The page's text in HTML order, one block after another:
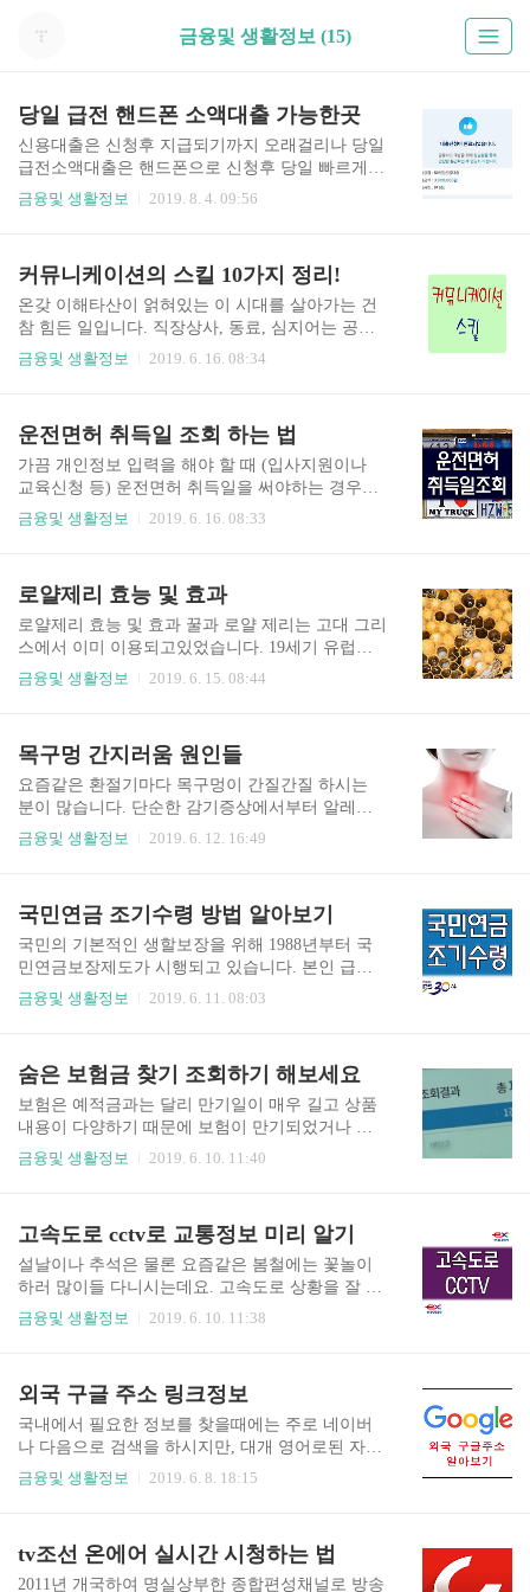
금융및 생활정보 (15)
당일 급전 핸드폰 소액대출 가능한곳
신용대출은 신청후 지급되기까지 오래걸리나 당일
급전소액대출은 핸드폰으로 신청후 당일 빠르게
지급됩니다. 당일 급전 인터넷 대출은 필요한 경우
금융및 생활정보 2019. 8. 4. 09:56
커뮤니케이션의 스킬 10가지 정리!
온갖 이해타산이 얽혀있는 이 시대를 살아가는 건
참 힘든 일입니다. 직장상사, 동료, 심지어는 공장
에 근무하면서도 효과적인 커뮤니케이션(의사소
용 할 수 있지요. 이번 포스팅에서는 인간관계를 업
그레이드 할 수 있는 Communication 스킬 10가지를
정리 해 보았습니다. 1. 경청하라 의사소통을 잘 하
기 위한 가장 좋은 방법은 '잘 듣는 사람'이 되는 것
입니다. 당신이 누구와 얘기하고 있을 때, 눈을 마
것입니다. 누군가 말할 때 긍정적으로 경청하는 자
세를 보이며..
금융및 생활정보 2019. 6. 16. 08:34
운전면허 취득일 조회 하는 법
가끔 개인정보 입력을 해야 할 때 (입사지원이나
교육신청 등) 운전면허 취득일을 써야하는 경우가
생기더라구요. 보통은 면허증을 보면 취득일자를
수 있는데요. 상단에 있는 운전면허/조사예약 -> 운
전면허 조회로 이동합니다. 개인정보를 통해 접근
해야 하기 때문에 어쩔수없이 보안프로그램을 설
치를 해야해서 불편하네요... 본인이름, 주민등록번
호를 입력 하신 후, 공인인증서 로그인을 하시면 아
어요.ㅎ 참고로 보안프로그램때문에 캡처가 되지
않아 휴대폰으로 사진찍은..
금융및 생활정보 2019. 6. 16. 08:33
로얄제리 효능 및 효과
로얄제리 효능 및 효과 꿀과 로얄 제리는 고대 그리
스에서 이미 이용되고있었습니다. 19세기 유럽에
서 꿀벌의 연구가 진행되면서 여왕벌의 놀라운 생
매되었습니다. 로얄제리가 세계적으로 주목을 받
게 된 계기는 1954년 당시 80세의 기독교 교황 피오
12세가 위독 상태에 있으면서 부터입니다. 당시 유
럽 최고의 의료 기술로 치료하였지만, 교황의 증상
은 개선되지 않았습니다. 주치의의 리시 박사 마지
나와 건강을 되찾았습니다. 리시 박사는 1956년 국
제 생물 유전자 과학 회의에서 "로..
금융및 생활정보 2019. 6. 15. 08:44
목구멍 간지러움 원인들
요즘같은 환절기마다 목구멍이 간질간질 하시는
분이 많습니다. 단순한 감기증상에서부터 알레르
기성 증상까지 다양한 원인들이 있는데요. 목구멍
면역력이 떨어져 감기에 걸리기 십상입니다. 감기
의 경우 목의 통증과 동시에 두통, 오한 등을 수반
하는게 대부분입니다. 전형적인 감기 초기증상이
므로 즉시 병원에 가는게 효과적입니다. 2. 집먼지
집안이나 건물에 있는 먼지에 의한 알레르기가 목
습니다. 급격한 기온차이가 나는 환경인 환절기가
되면 목이 자주 건조해지기 쉽습니다. 물을 자..
금융및 생활정보 2019. 6. 12. 16:49
국민연금 조기수령 방법 알아보기
국민의 기본적인 생할보장을 위해 1988년부터 국
민연금보장제도가 시행되고 있습니다. 본인 급여
의 약 9%(본인부담 4.5%)가 월급에서 원천징수되
가끔 아까운 것 같은 생각이 들기도 합니다. 요즘에
는 국민연금 재정이 어렵다는 말이 많아서, 국민연
금을 조기수령하는 분들이 많이 증가했다고 하는
기사를 봤어요. 참고로 제 아버지는 1957년생이신
데요, 만 60세까지 국민연금을 내고 나니, 노령연금
령수급의 금액이 10만원정도 차이나는데 남은 2년
동안 받는 금액을 생각하면 노..
금융및 생활정보 2019. 6. 11. 08:03
숨은 보험금 찾기 조회하기 해보세요
보험은 예적금과는 달리 만기일이 매우 길고 상품
내용이 다양하기 때문에 보험이 만기되었거나 지
급액이 확정되었지만 청구하지 않아 지급되지 않
손해보험협회와 협업하여 만든 통합조회서비스
'내보험찾아줌' 서비스를 시작했습니다. 내보험찾
아줌 사이트 접속하면 바로 숨은 보험금 조회하기
메뉴가 나오고, 간단한 본인인증 및 정보동의 절차
를 거치면 서비스를 이용할 수 있습니다. 아래와 같
은 물론, 미청구보험금, 휴면보험금 조회가 됩니다.
저는 아쉽게도?? 숨은 보험금이 없네요. ..
금융및 생활정보 2019. 6. 10. 11:40
고속도로 cctv로 교통정보 미리 알기
설날이나 추석은 물론 요즘같은 봄철에는 꽃놀이
하러 많이들 다니시는데요. 고속도로 상황을 잘 체
크하지 않으신다면 자칫 나들이를 망칠 수도 있기
1. 네이버 지도 Naver지도 앱에서는 기본적으로 CC
TV가 비활성화 되어있기 때문에 설정을 해 주어야
합니다. 설정방법은 아래와 같습니다. CCTV를 누
르시면 교통상황을 보실 수 있고, 다음구간에 있는
카메라도 연속해서 볼 수 있어 편리합니다. ▲CCT
같이 카메라를 보실 수 있습니다. ▲카카오맵 3. 로
드플러스 ..
금융및 생활정보 2019. 6. 10. 11:38
외국 구글 주소 링크정보
국내에서 필요한 정보를 찾을때에는 주로 네이버
나 다음으로 검색을 하시지만, 대개 영어로된 자료
나, 조금 전문적인 자료 혹은 상세한 자료를 찾기
라에 따라 결과가 다르다는 점. 아마 이 글을 읽으
시는 분들은 아실겁니다. 국내에서 사용하는 IP는
금융및 생활정보 2019. 6. 8. 18:15
tv조선 온에어 실시간 시청하는 법
2011년 개국하여 명실상부한 종합편성채널로 방송